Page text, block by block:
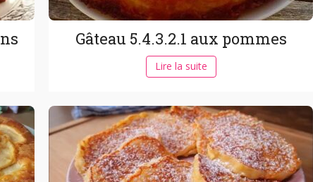
Gâteau 5.4.3.2.1 aux pommes
Lire la suite